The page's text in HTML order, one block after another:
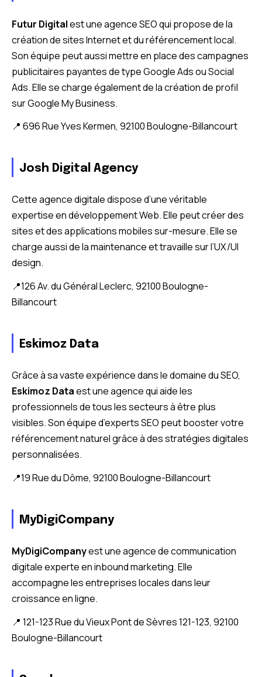
Futur Digitalest une agence SEO qui propose de la
création de sites Internet et du référencement local.
Son équipe peut aussi mettre en place des campagnes
publicitaires payantes de type Google Ads ou Social
Ads. Elle se charge également de la création de profil
sur Google My Business.
📍 696 Rue Yves Kermen, 92100 Boulogne-Billancourt
Josh Digital Agency
Cette agence digitale dispose d’une véritable
expertise en développement Web. Elle peut créer des
sites et des applications mobiles sur-mesure. Elle se
charge aussi de la maintenance et travaille sur l’UX/UI
design.
📍126 Av. du Général Leclerc, 92100 Boulogne-
Billancourt
Eskimoz Data
Grâce à sa vaste expérience dans le domaine du SEO,
Eskimoz Dataest une agence qui aide les
professionnels de tous les secteurs à être plus
visibles. Son équipe d’experts SEO peut booster votre
référencement naturel grâce à des stratégies digitales
personnalisées.
📍19 Rue du Dôme, 92100 Boulogne-Billancourt
MyDigiCompany
MyDigiCompanyest une agence de communication
digitale experte en inbound marketing. Elle
accompagne les entreprises locales dans leur
croissance en ligne.
📍 121-123 Rue du Vieux Pont de Sèvres 121-123, 92100
Boulogne-Billancourt